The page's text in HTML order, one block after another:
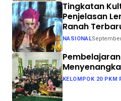
Tingkatan
Penjelasan
Ranah
NASIONAL
KELOMPOK 20 PKM